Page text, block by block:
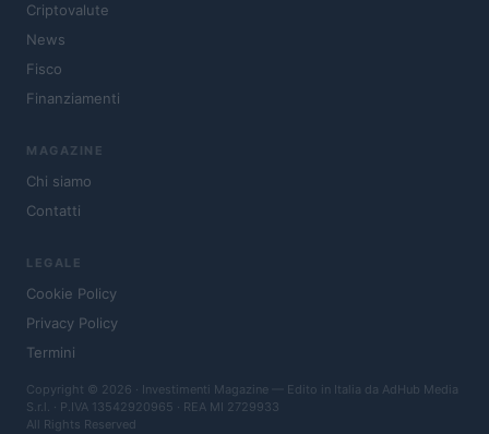
Criptovalute
News
Fisco
Finanziamenti
MAGAZINE
Chi siamo
Contatti
LEGALE
Cookie Policy
Privacy Policy
Termini
Copyright © 2026 · Investimenti Magazine — Edito in Italia da AdHub Media
S.r.l. · P.IVA 13542920965 · REA MI 2729933
All Rights Reserved